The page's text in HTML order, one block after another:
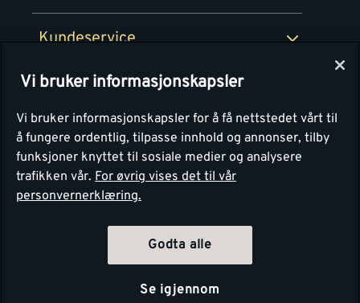
Kundeservice
Montér
Personvern
Vi bruker informasjonskapsler
Vi bruker informasjonskapsler for å få nettstedet vårt til
å fungere ordentlig, tilpasse innhold og annonser, tilby
funksjoner knyttet til sosiale medier og analysere
trafikken vår. For øvrig vises det til vår
personvernerklæring.
Godta alle
Se igjennom